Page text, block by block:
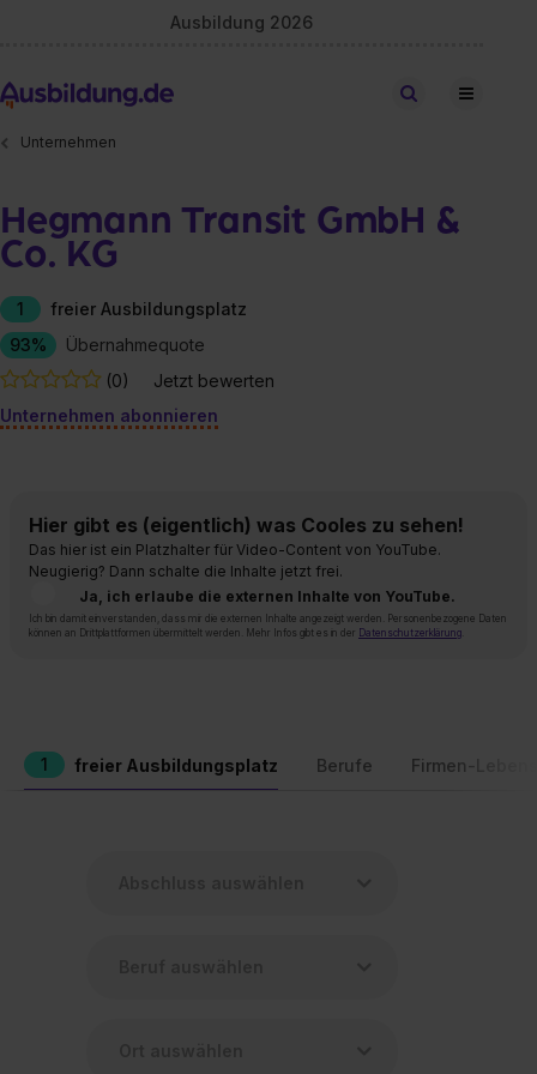
Ausbildung 2026
Stellen finden
Unternehmen
Hegmann Transit GmbH &
Co. KG
1
freier Ausbildungsplatz
93%
Übernahmequote
(0)
Jetzt bewerten
Unternehmen abonnieren
Hier gibt es (eigentlich) was Cooles zu sehen!
Das hier ist ein Platzhalter für Video-Content von YouTube.
Neugierig? Dann schalte die Inhalte jetzt frei.
Ja, ich erlaube die externen Inhalte von YouTube.
Ich bin damit einverstanden, dass mir die externen Inhalte angezeigt werden. Personenbezogene Daten
können an Drittplattformen übermittelt werden. Mehr Infos gibt es in der Datenschutzerklärung
1 freier Ausbildungsplatz Berufe Firmen-